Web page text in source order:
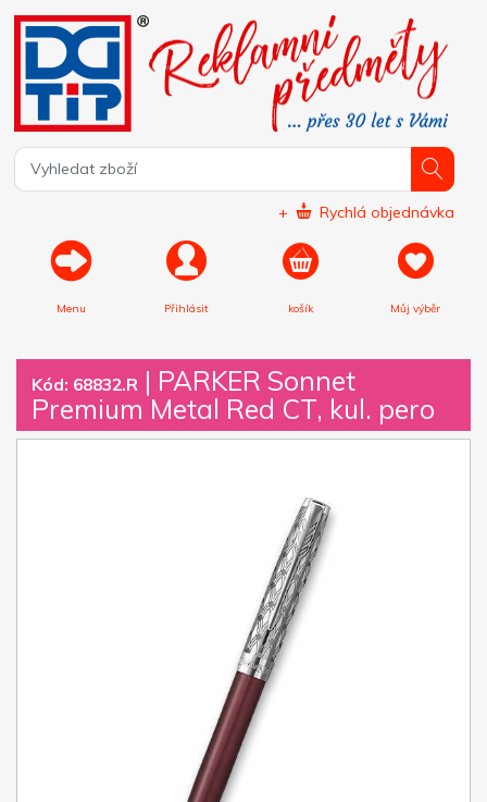
+ Rychlá objednávka
Menu Přihlásit košík Můj výběr
Kód: 68832.R | PARKER Sonnet
Premium Metal Red CT, kul. pero